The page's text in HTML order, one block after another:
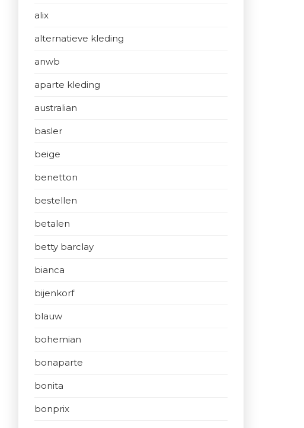
alix
alternatieve kleding
anwb
aparte kleding
australian
basler
beige
benetton
bestellen
betalen
betty barclay
bianca
bijenkorf
blauw
bohemian
bonaparte
bonita
bonprix